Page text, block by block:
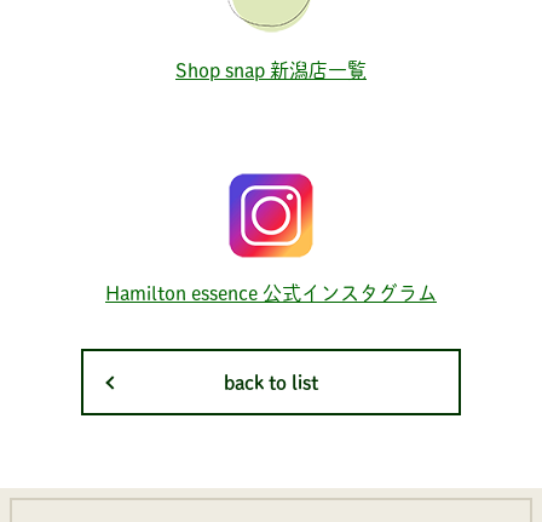
Shop snap 新潟店一覧
Hamilton essence 公式インスタグラム
back to list